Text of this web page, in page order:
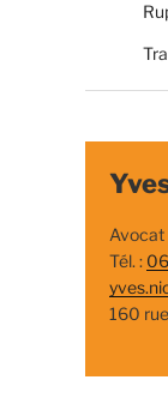
Avocat
Tél. :
160